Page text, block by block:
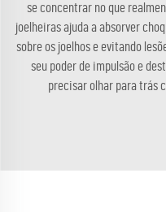
se concentrar no que
joelheiras ajuda a absorver
sobre os joelhos e evitando
seu poder de impulsão e
precisar olhar para trás